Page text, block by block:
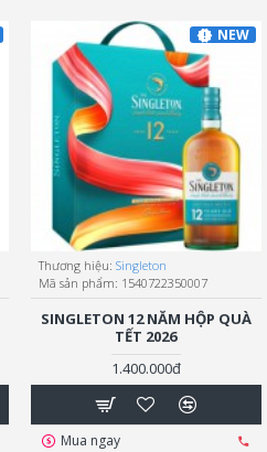
NEW
Thương hiệu: Singleton
Mã sản phẩm: 1540722350007
SINGLETON 12 NĂM HỘP QUÀ
TẾT 2026
1.400.000đ
Mua ngay